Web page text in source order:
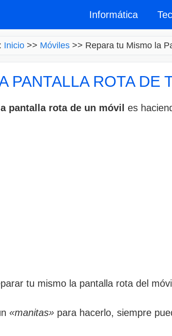
Informática
Inicio>> Móviles>> Repara tu Mismo la
PANTALLA ROTA DE
pantalla rota de un móvil es
tu mismo la pantalla rota del
«manitas» para hacerlo, siempre